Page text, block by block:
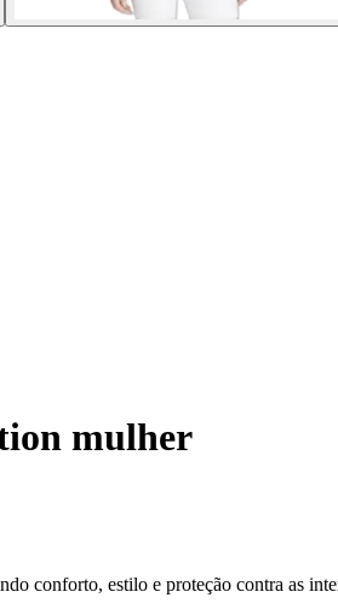
mulher
conforto, estilo e proteção contra as